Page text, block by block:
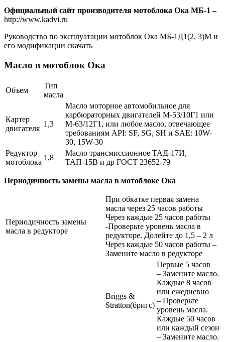
Официальный сайт производителя мотоблока Ока МБ-1 –
http://www.kadvi.ru
Руководство по эксплуатации мотоблок Ока МБ-1Д1(2, 3)М и
его модификации скачать
Масло в мотоблок Ока
Объем
Тип
масла
Картер
двигателя
1,3
Масло моторное автомобильное для
карбюраторных двигателей М-53/10Г1 или
М-63/12Г1, или любое масло, отвечающее
требованиям API: SF, SG, SH и SAE: 10W-
30, 15W-30
Редуктор
мотоблока
1,8
Масло трансмиссионное ТАД-17И,
ТАП-15В и др ГОСТ 23652-79
Периодичность замены масла в мотоблоке Ока
Периодичность замены
масла в редукторе
При обкатке первая замена
масла через 25 часов работы
Через каждые 25 часов работы
-Проверьте уровень масла в
редукторе. Долейте до 1,5 – 2 л
Через каждые 50 часов работы –
Замените масло в редукторе
Briggs &
Stratton(бригс)
Первые 5 часов
– Замените масло.
Каждые 8 часов
или ежедневно
– Проверьте
уровень масла.
Каждые 50 часов
или каждый сезон
– Замените масло.